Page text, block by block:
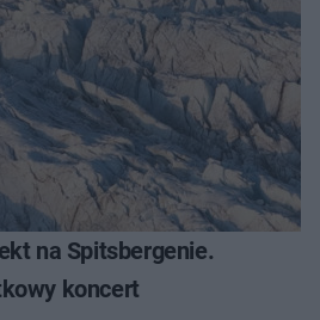
na Spitsbergenie.
koncert